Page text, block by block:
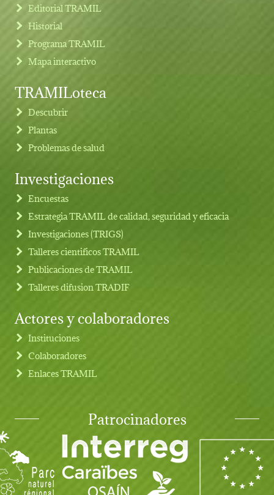
Footer menu
Editorial TRAMIL
Historial
Programa TRAMIL
Mapa interactivo
TRAMILoteca
Descubrir
Plantas
Problemas de salud
Investigaciones
Encuestas
Estrategia TRAMIL de calidad, seguridad y eficacia
Investigaciones (TRIGS)
Talleres cientificos TRAMIL
Publicaciones de TRAMIL
Talleres difusion TRADIF
Actores y colaboradores
Instituciones
Colaboradores
Enlaces TRAMIL
Patrocinadores